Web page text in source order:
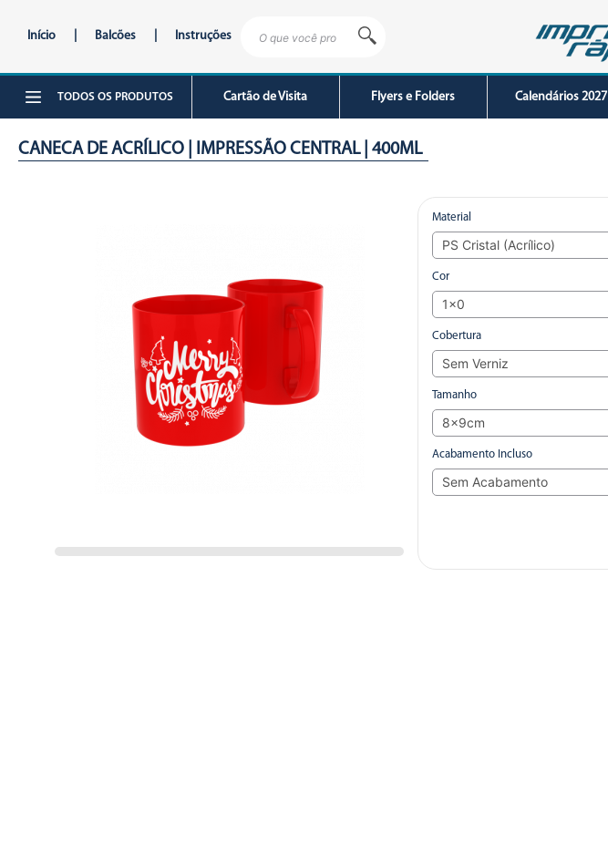
Início Balcões Instruções
TODOS OS PRODUTOS Cartão de Visita Flyers e Folders Calendários 2027
CANECA DE ACRÍLICO | IMPRESSÃO CENTRAL | 400ML
Material
Cor
Cobertura
Tamanho
Acabamento Incluso